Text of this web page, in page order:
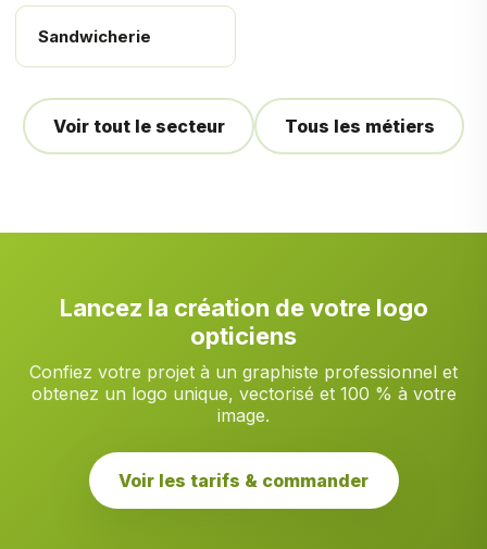
Sandwicherie
Voir tout le secteur Tous les métiers
Lancez la création de votre logo
opticiens
Confiez votre projet à un graphiste professionnel et
obtenez un logo unique, vectorisé et 100 % à votre
image.
Voir les tarifs & commander